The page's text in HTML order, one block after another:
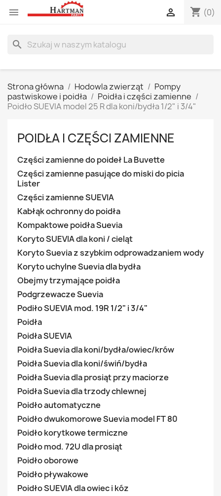
 shopping_cart (0)

search
Strona główna Hodowla zwierząt
Pompy
pastwiskowe i poidła
Poidła i części zamienne
Poidło SUEVIA model 25 R dla koni/bydła 1/2" i 3/4"
POIDŁA I CZĘŚCI ZAMIENNE
Części zamienne do poideł La Buvette
Części zamienne pasujące do miski do picia
Lister
Części zamienne SUEVIA
Kabłąk ochronny do poidła
Kompaktowe poidła Suevia
Koryto SUEVIA dla koni / cieląt
Koryto Suevia z szybkim odprowadzaniem wody
Koryto uchylne Suevia dla bydła
Obejmy trzymające poidła
Podgrzewacze Suevia
Podiło SUEVIA mod. 19R 1/2" i 3/4"
Poidła
Poidła SUEVIA
Poidła Suevia dla koni/bydła/owiec/krów
Poidła Suevia dla koni/świń/bydła
Poidła Suevia dla prosiąt przy maciorze
Poidła Suevia dla trzody chlewnej
Poidło automatyczne
Poidło dwukomorowe Suevia model FT 80
Poidło korytkowe termiczne
Poidło mod. 72U dla prosiąt
Poidło oborowe
Poidło pływakowe
Poidło SUEVIA dla owiec i kóz